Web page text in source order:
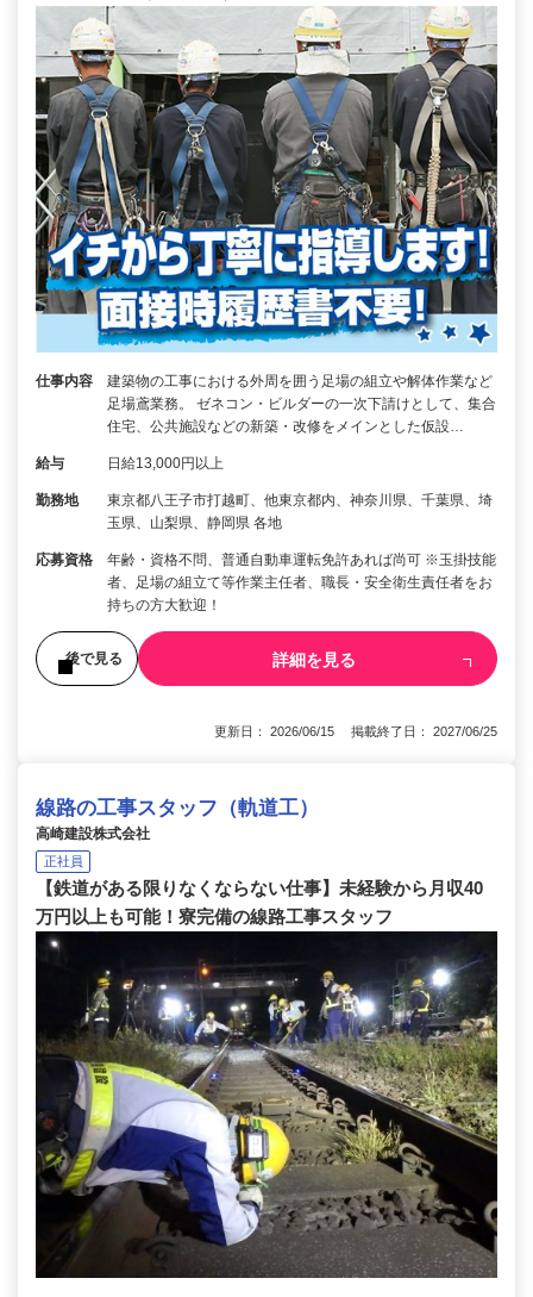
仕事内容
建築物の工事における外周を囲う足場の組立や解体作業など
足場鳶業務。 ゼネコン・ビルダーの一次下請けとして、集合
住宅、公共施設などの新築・改修をメインとした仮設…
給与 日給13,000円以上
勤務地
東京都八王子市打越町、他東京都内、神奈川県、千葉県、埼
玉県、山梨県、静岡県 各地
応募資格
年齢・資格不問、普通自動車運転免許あれば尚可 ※玉掛技能
者、足場の組立て等作業主任者、職長・安全衛生責任者をお
持ちの方大歓迎！
後で見る 詳細を見る
更新日： 2026/06/15 掲載終了日： 2027/06/25
線路の工事スタッフ（軌道工）
高崎建設株式会社
正社員
【鉄道がある限りなくならない仕事】未経験から月収40
万円以上も可能！寮完備の線路工事スタッフ